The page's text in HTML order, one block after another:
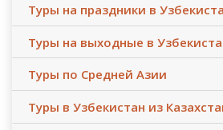
Туры на праздники в
Туры на выходные в
Туры по Средней Азии
Туры в Узбекистан из